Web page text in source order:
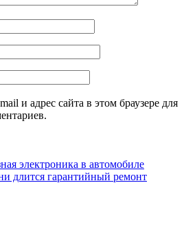
и адрес сайта в этом браузере для
электроника в автомобиле
длится гарантийный ремонт